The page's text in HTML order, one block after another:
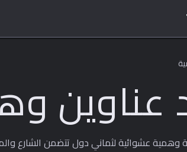
عناوين
وهمية عشوائية لثماني دول تتضمن الشارع